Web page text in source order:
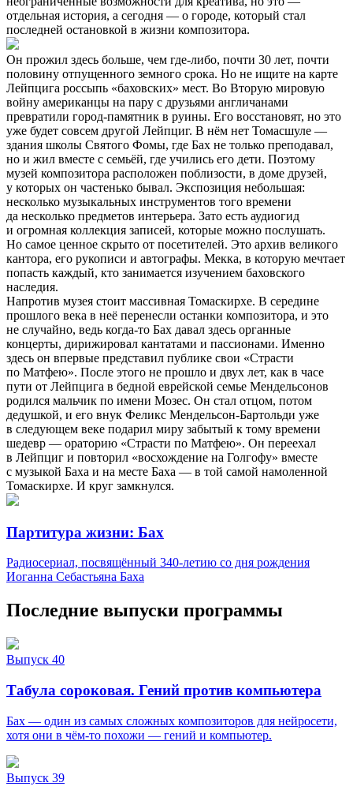
отдельная история, а сегодня — о городе, который стал
последней остановкой в жизни композитора.
Он прожил здесь больше, чем где-либо, почти 30 лет, почти
половину отпущенного земного срока. Но не ищите на карте
Лейпцига россыпь «баховских» мест. Во Вторую мировую
войну американцы на пару с друзьями англичанами
превратили город-памятник в руины. Его восстановят, но это
уже будет совсем другой Лейпциг. В нём нет Томасшуле —
здания школы Святого Фомы, где Бах не только преподавал,
но и жил вместе с семьёй, где учились его дети. Поэтому
музей композитора расположен поблизости, в доме друзей,
у которых он частенько бывал. Экспозиция небольшая:
несколько музыкальных инструментов того времени
да несколько предметов интерьера. Зато есть аудиогид
и огромная коллекция записей, которые можно послушать.
Но самое ценное скрыто от посетителей. Это архив великого
кантора, его рукописи и автографы. Мекка, в которую мечтает
попасть каждый, кто занимается изучением баховского
наследия.
Напротив музея стоит массивная Томаскирхе. В середине
прошлого века в неё перенесли останки композитора, и это
не случайно, ведь когда-то Бах давал здесь органные
концерты, дирижировал кантатами и пассионами. Именно
здесь он впервые представил публике свои «Страсти
по Матфею». После этого не прошло и двух лет, как в часе
пути от Лейпцига в бедной еврейской семье Мендельсонов
родился мальчик по имени Мозес. Он стал отцом, потом
дедушкой, и его внук Феликс Мендельсон-Бартольди уже
в следующем веке подарил миру забытый к тому времени
шедевр — ораторию «Страсти по Матфею». Он переехал
в Лейпциг и повторил «восхождение на Голгофу» вместе
с музыкой Баха и на месте Баха — в той самой намоленной
Томаскирхе. И круг замкнулся.
Партитура жизни: Бах
Радиосериал, посвящённый 340-летию со дня рождения
Иоганна Себастьяна Баха
Последние выпуски программы
Выпуск 40
Табула сороковая. Гений против компьютера
Бах — один из самых сложных композиторов для нейросети,
хотя они в чём-то похожи — гений и компьютер.
Выпуск 39